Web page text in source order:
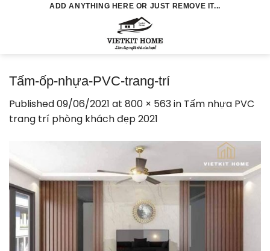
ADD ANYTHING HERE OR JUST REMOVE IT...
Tấm-ốp-nhựa-PVC-trang-trí
Published09/06/2021 at 800 × 563in Tấm nhựa PVC
trang trí phòng khách đẹp 2021